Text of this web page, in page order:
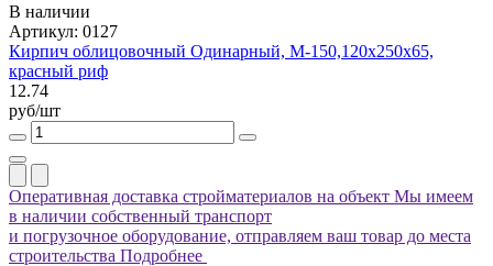
В наличии
Артикул: 0127
Кирпич облицовочный Одинарный, М-150,120x250x65,
красный риф
12.74
руб/шт
Оперативная доставка стройматериалов на объект Мы имеем
в наличии собственный транспорт
и погрузочное оборудование, отправляем ваш товар до места
строительства Подробнее